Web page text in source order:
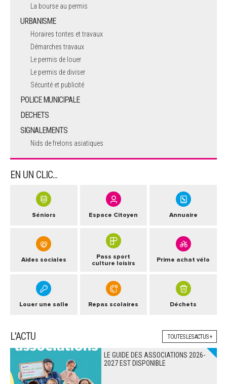
La bourse au permis
URBANISME
Horaires tontes et travaux
Démarches travaux
Le permis de louer
Le permis de diviser
Sécurité et publicité
POLICE MUNICIPALE
DECHETS
SIGNALEMENTS
Nids de frelons asiatiques
EN UN CLIC...
Séniors Espace Citoyen Annuaire
Aides sociales
Pass sport
culture loisirs
Prime achat vélo
Louer une salle Repas scolaires Déchets
L'ACTU TOUTES LES ACTUS +
LE GUIDE DES ASSOCIATIONS 2026-
2027 EST DISPONIBLE